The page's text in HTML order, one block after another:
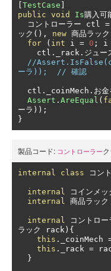
TestCase
public void Is購入可
コントローラー ctl =
ック(),
new 商品ラッ
for
( int i = 0 ; i
    ctl
. _rack .ジュー
//
ーラ));  // 確認
  ctl
. _coinMech .お金
Assert . AreEqual (
ーラ));
}
製品コード: コントローラー
internal class コン
internal コインメッ
internal 商品ラック
internal コントロ
ラック
rack ){
this . _coinMech
this . _rack =
}